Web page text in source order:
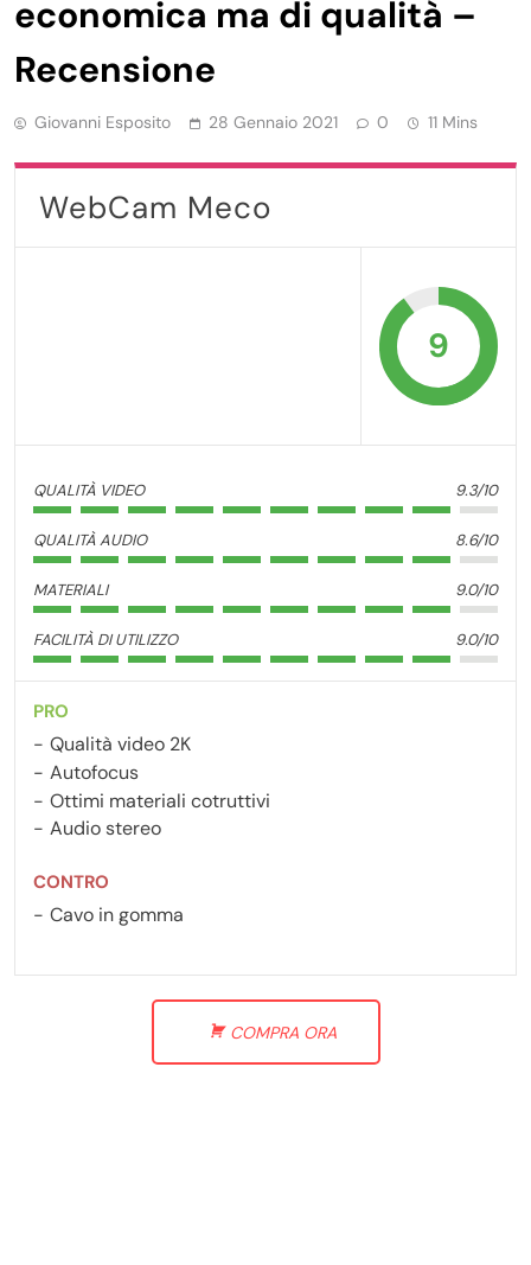
economica ma di qualità –
Recensione
Giovanni Esposito 28 Gennaio 2021 0 11 Mins
WebCam Meco
9
QUALITÀ VIDEO 9.3/10
QUALITÀ AUDIO 8.6/10
MATERIALI 9.0/10
FACILITÀ DI UTILIZZO 9.0/10
PRO
Qualità video 2K
Autofocus
Ottimi materiali cotruttivi
Audio stereo
CONTRO
Cavo in gomma
COMPRA ORA